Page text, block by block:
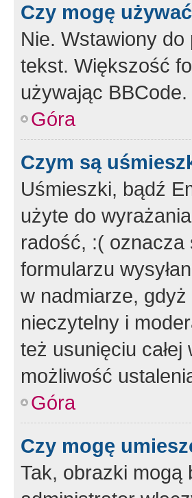
Czy mogę
Nie. Wstawiony
tekst. Większość
używając BBCode.
Góra
Czym są
Uśmieszki, bądź
użyte do
radość, :( oznacza
formularzu
w nadmiarze,
nieczytelny i
też usunięciu
możliwość
Góra
Czy mogę
Tak, obrazki mogą